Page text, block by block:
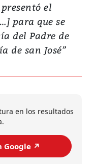
el
para que se
del Padre de
de san José”
en los resultados
Google ↗️